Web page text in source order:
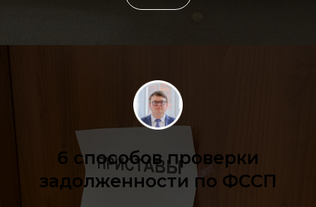
6 способов проверки
задолженности по ФССП